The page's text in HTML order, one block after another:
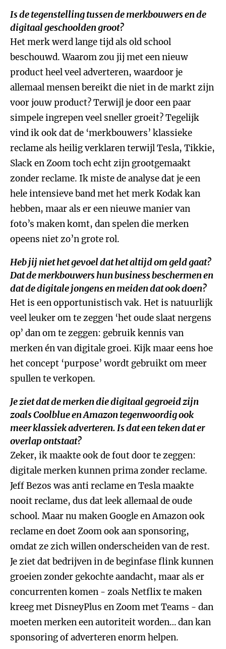
Is de tegenstelling tussen de merkbouwers en de
digitaal geschoolden groot?
Het merk werd lange tijd als old school
beschouwd. Waarom zou jij met een nieuw
product heel veel adverteren, waardoor je
allemaal mensen bereikt die niet in de markt zijn
voor jouw product? Terwijl je door een paar
simpele ingrepen veel sneller groeit? Tegelijk
vind ik ook dat de ‘merkbouwers’ klassieke
reclame als heilig verklaren terwijl Tesla, Tikkie,
Slack en Zoom toch echt zijn grootgemaakt
zonder reclame. Ik miste de analyse dat je een
hele intensieve band met het merk Kodak kan
hebben, maar als er een nieuwe manier van
foto’s maken komt, dan spelen die merken
opeens niet zo’n grote rol.
Heb jij niet het gevoel dat het altijd om geld gaat?
Dat de merkbouwers hun business beschermen en
dat de digitale jongens en meiden dat ook doen?
Het is een opportunistisch vak. Het is natuurlijk
veel leuker om te zeggen ‘het oude slaat nergens
op’ dan om te zeggen: gebruik kennis van
merken én van digitale groei. Kijk maar eens hoe
het concept ‘purpose’ wordt gebruikt om meer
spullen te verkopen.
Je ziet dat de merken die digitaal gegroeid zijn
zoals Coolblue en Amazon tegenwoordig ook
meer klassiek adverteren. Is dat een teken dat er
overlap ontstaat?
Zeker, ik maakte ook de fout door te zeggen:
digitale merken kunnen prima zonder reclame.
Jeff Bezos was anti reclame en Tesla maakte
nooit reclame, dus dat leek allemaal de oude
school. Maar nu maken Google en Amazon ook
reclame en doet Zoom ook aan sponsoring,
omdat ze zich willen onderscheiden van de rest.
Je ziet dat bedrijven in de beginfase flink kunnen
groeien zonder gekochte aandacht, maar als er
concurrenten komen - zoals Netflix te maken
kreeg met DisneyPlus en Zoom met Teams - dan
moeten merken een autoriteit worden… dan kan
sponsoring of adverteren enorm helpen.